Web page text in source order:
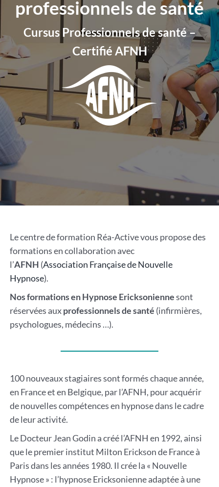
professionnels de santé
Cursus Professionnels de santé –
Certifié AFNH
Le centre de formation Réa-Active vous propose des
formations en collaboration avec
l’AFNH (Association Française de Nouvelle
Hypnose).
Nos formations en Hypnose Ericksoniennesont
réservées auxprofessionnels de santé (infirmières,
psychologues, médecins …).
100 nouveaux stagiaires sont formés chaque année,
en France et en Belgique, par l’AFNH, pour acquérir
de nouvelles compétences en hypnose dans le cadre
de leur activité.
Le Docteur Jean Godin a créé l’AFNH en 1992, ainsi
que le premier institut Milton Erickson de France à
Paris dans les années 1980. Il crée la « Nouvelle
Hypnose » : l’hypnose Ericksonienne adaptée à une